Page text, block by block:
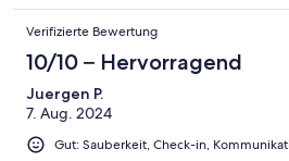
Verifizierte Bewertung
10/10 – Hervorragend
Juergen P.
7. Aug. 2024
Gut: Sauberkeit, Check-in,